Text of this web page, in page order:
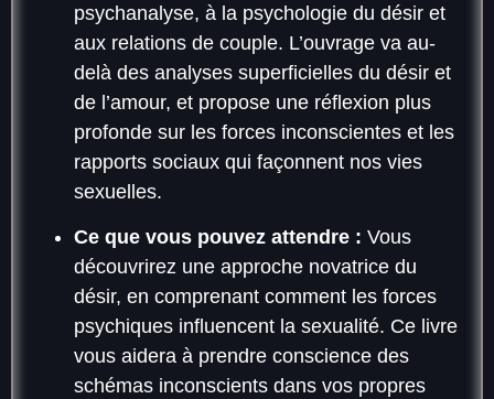
psychanalyse, à la psychologie du désir et
aux relations de couple. L’ouvrage va au-
delà des analyses superficielles du désir et
de l’amour, et propose une réflexion plus
profonde sur les forces inconscientes et les
rapports sociaux qui façonnent nos vies
sexuelles.
Ce que vous pouvez attendre : Vous
découvrirez une approche novatrice du
désir, en comprenant comment les forces
psychiques influencent la sexualité. Ce livre
vous aidera à prendre conscience des
schémas inconscients dans vos propres